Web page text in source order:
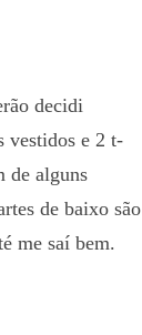
decidi
vestidos e 2 t-
de alguns
de baixo são
me saí bem.